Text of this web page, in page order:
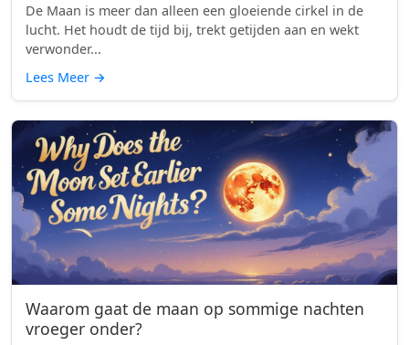
De Maan is meer dan alleen een gloeiende cirkel in de
lucht. Het houdt de tijd bij, trekt getijden aan en wekt
verwonder...
Lees Meer →
Waarom gaat de maan op sommige nachten
vroeger onder?